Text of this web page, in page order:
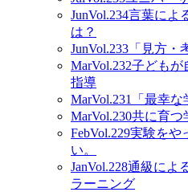
JunVol.234言葉によ
は？
JunVol.233 「見方・
MarVol.232子どもが
指導
MarVol.231
「最幸
MarVol.230共に育つ
FebVol.229実験をや
い。
JanVol.228通級によ
ラーニング